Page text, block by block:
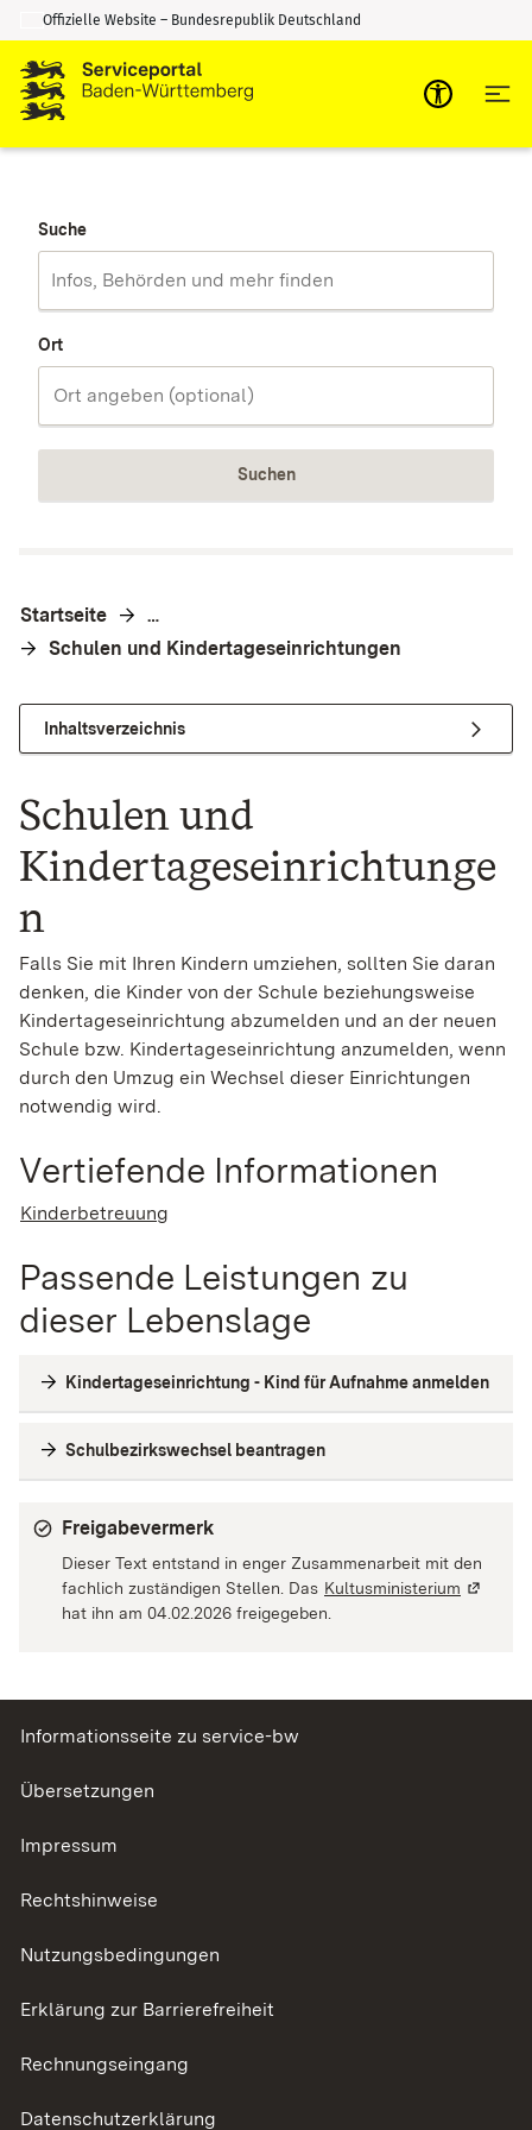
Zum Inhalt springen
Zur Suche springen
Offizielle Website – Bundesrepublik Deutschland
Suche
Ort
Suchen
Startseite …
Schulen und Kindertageseinrichtungen
Inhaltsverzeichnis
Schulen und
Kindertageseinrichtunge
n
Falls Sie mit Ihren Kindern umziehen, sollten Sie daran
denken, die Kinder von der Schule beziehungsweise
Kindertageseinrichtung abzumelden und an der neuen
Schule bzw. Kindertageseinrichtung anzumelden, wenn
durch den Umzug ein Wechsel dieser Einrichtungen
notwendig wird.
Vertiefende Informationen
Kinderbetreuung
Passende Leistungen zu
dieser Lebenslage
Kindertageseinrichtung - Kind für Aufnahme anmelden
Schulbezirkswechsel beantragen
Freigabevermerk
Dieser Text entstand in enger Zusammenarbeit mit den
fachlich zuständigen Stellen. Das Kultusministerium (Wird in
hat ihn am 04.02.2026 freigegeben.
Informationsseite zu service-bw
Übersetzungen
Impressum
Rechtshinweise
Nutzungsbedingungen
Erklärung zur Barrierefreiheit
Rechnungseingang
Datenschutzerklärung